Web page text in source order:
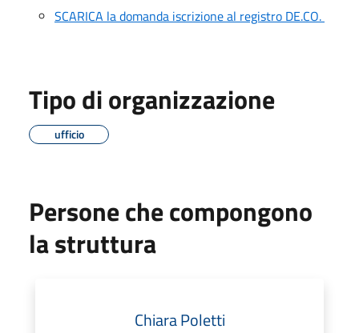
SCARICA la domanda iscrizione al registro DE.CO.
Tipo di organizzazione
ufficio
Persone che compongono
la struttura
Chiara Poletti